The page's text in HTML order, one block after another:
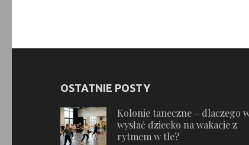
OSTATNIE POSTY
Kolonie taneczne – dlaczego
wysłać dziecko na wakacje z
rytmem w tle?